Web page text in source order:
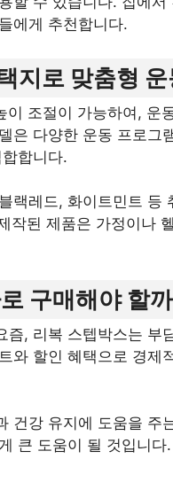
에게 추천합니다.
지로 맞춤형
이 조절이 가능하여, 운
은 다양한 운동 프로그
합니다.
랙레드, 화이트민트 등
작된 제품은 가정이나
구매해야 할
즘, 리복 스텝박스는 부
와 할인 혜택으로 경
건강 유지에 도움을
큰 도움이 될 것입니